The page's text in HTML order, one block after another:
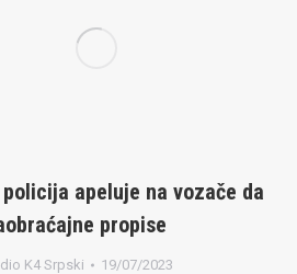
apeluje na vozače da
propise
K4 Srpski 19/07/2023